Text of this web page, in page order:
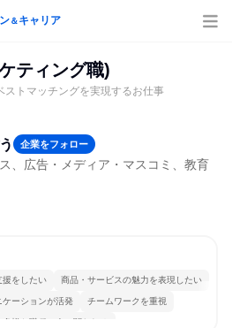
＆キャリア
ティング職)
トマッチングを実現するお仕事
企業をフォロー
、広告・メディア・マスコミ、教育
援をしたい 商品・サービスの魅力を表現したい
ケーションが活発 チームワークを重視
多様な職種の人と関われる